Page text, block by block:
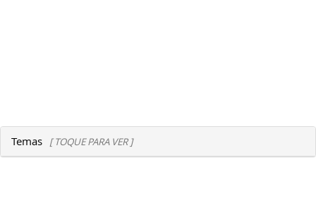
Temas [ TOQUE PARA VER ]